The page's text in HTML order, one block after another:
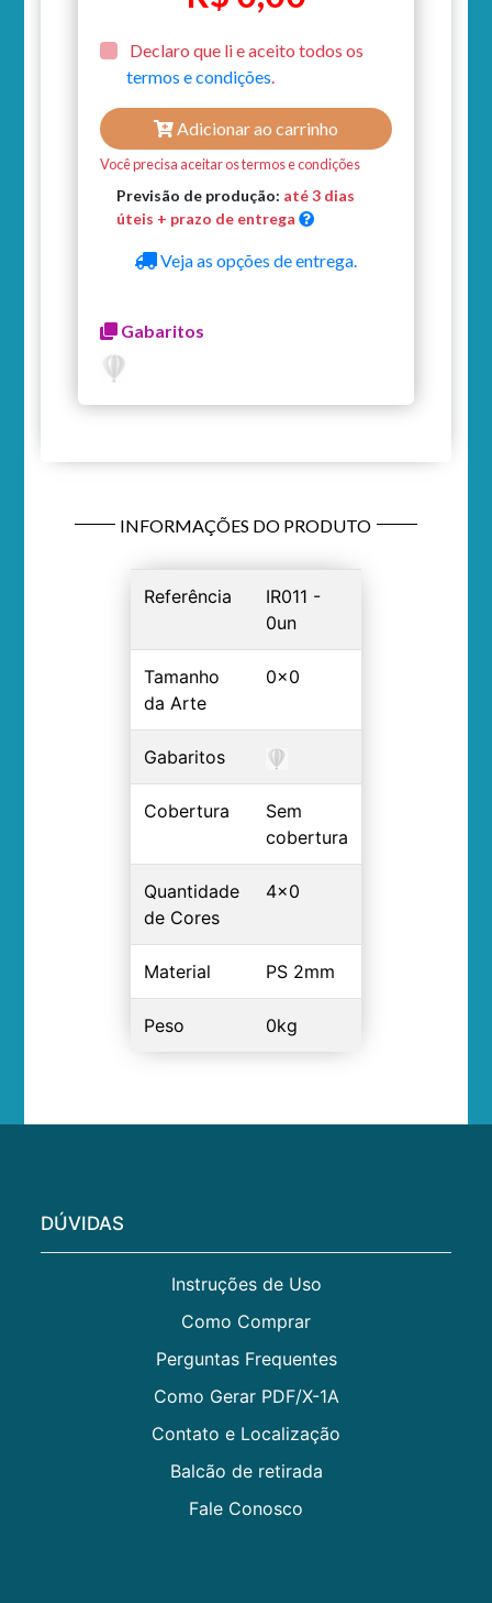
Declaro que li e aceito todos os
termos e condições.
Adicionar ao carrinho
Você precisa aceitar os termos e condições
Previsão de produção: até 3 dias
úteis + prazo de entrega
Veja as opções de entrega.
Gabaritos
INFORMAÇÕES DO PRODUTO
Referência
IR011 -
0un
Tamanho
da Arte
0x0
Gabaritos
Cobertura
Sem
cobertura
Quantidade
de Cores
4x0
Material PS 2mm
Peso 0kg
DÚVIDAS
Instruções de Uso
Como Comprar
Perguntas Frequentes
Como Gerar PDF/X-1A
Contato e Localização
Balcão de retirada
Fale Conosco